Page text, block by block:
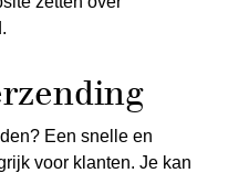
Een snelle en
voor klanten. Je kan